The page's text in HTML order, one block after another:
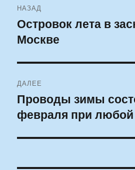
по
записям
НАЗАД
Предыдущая
запись:
Островок лета в
Москве
ДАЛЕЕ
Следующая
запись:
Проводы зимы
февраля при любой